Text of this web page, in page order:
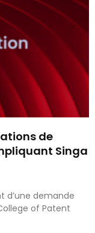
de
Singa
d’une demande
of Patent